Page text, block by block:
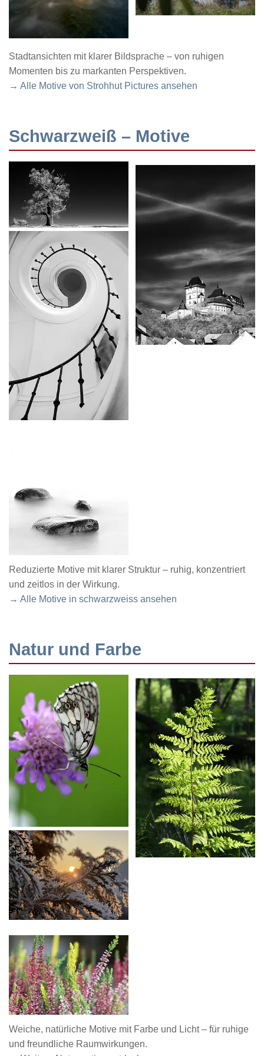
Stadtansichten mit klarer Bildsprache – von ruhigen
Momenten bis zu markanten Perspektiven.
→ Alle Motive von Strohhut Pictures ansehen
Schwarzweiß – Motive
Reduzierte Motive mit klarer Struktur – ruhig, konzentriert
und zeitlos in der Wirkung.
→ Alle Motive in schwarzweiss ansehen
Natur und Farbe
Weiche, natürliche Motive mit Farbe und Licht – für ruhige
und freundliche Raumwirkungen.